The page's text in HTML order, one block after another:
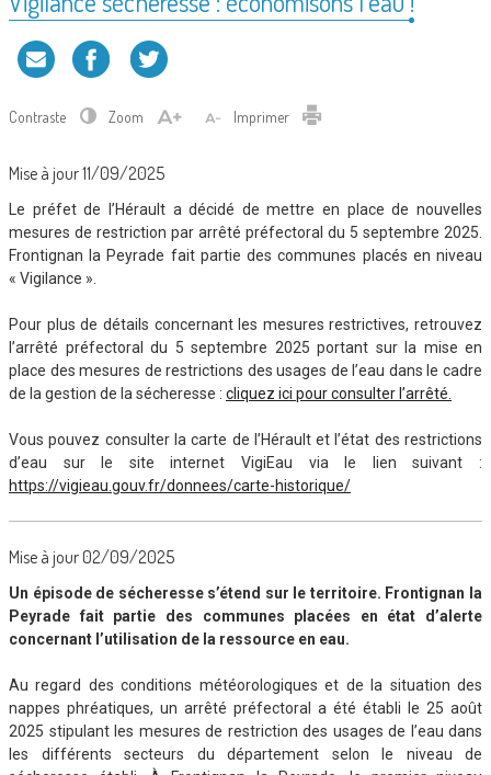
Contraste Zoom Imprimer
Mise à jour 11/09/2025
Le préfet de l’Hérault a décidé de mettre en place de nouvelles
mesures de restriction par arrêté préfectoral du 5 septembre 2025.
Frontignan la Peyrade fait partie des communes placés en niveau
« Vigilance ».
Pour plus de détails concernant les mesures restrictives, retrouvez
l’arrêté préfectoral du 5 septembre 2025 portant sur la mise en
place des mesures de restrictions des usages de l’eau dans le cadre
de la gestion de la sécheresse : cliquez ici pour consulter l’arrêté.
Vous pouvez consulter la carte de l’Hérault et l’état des restrictions
d’eau sur le site internet VigiEau via le lien suivant :
https://vigieau.gouv.fr/donnees/carte-historique/
Mise à jour 02/09/2025
Un épisode de sécheresse s’étend sur le territoire. Frontignan la
Peyrade fait partie des communes placées en état d’alerte
concernant l’utilisation de la ressource en eau.
Au regard des conditions météorologiques et de la situation des
nappes phréatiques, un arrêté préfectoral a été établi le 25 août
2025 stipulant les mesures de restriction des usages de l’eau dans
les différents secteurs du département selon le niveau de